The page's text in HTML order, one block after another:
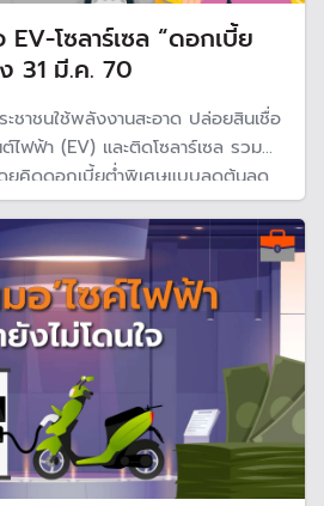
โซลาร์เซล “ดอกเบี้ย
31 มี.ค. 70
ชาชนใช้พลังงานสะอาด ปล่อยสินเชื่อ
ฟฟ้า (EV) และติดโซลาร์เซล รวม
ยคิดดอกเบี้ยต่ำพิเศษแบบลดต้นลด
นถึง 31 มี.ค. 70 หรือจนกว่าเงิน